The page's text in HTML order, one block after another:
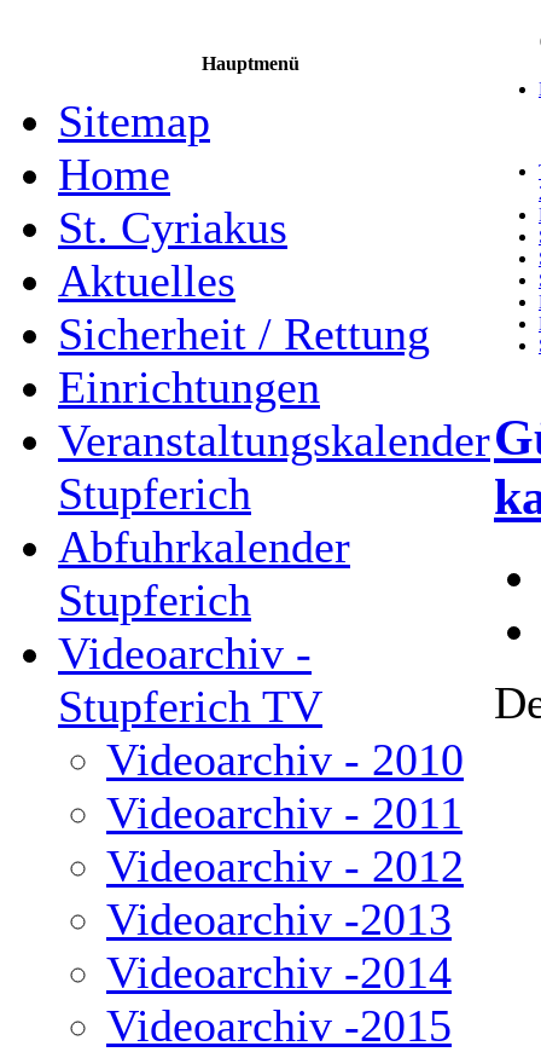
Hauptmenü
Sitemap
Home
St. Cyriakus
Aktuelles
Sicherheit / Rettung
Einrichtungen
Veranstaltungskalender
Stupferich
Abfuhrkalender
Stupferich
Videoarchiv -
Stupferich TV
Videoarchiv - 2010
Videoarchiv - 2011
Videoarchiv - 2012
Videoarchiv -2013
Videoarchiv -2014
Videoarchiv -2015